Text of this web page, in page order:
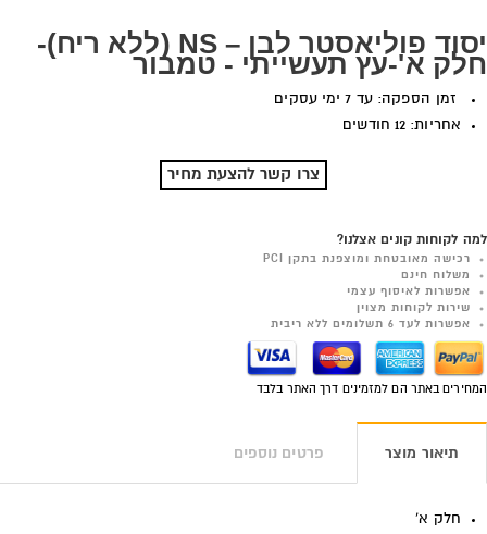
יסוד פוליאסטר לבן – NS (ללא ריח)-
חלק א'-עץ תעשייתי - טמבור
זמן הספקה: עד 7 ימי עסקים
אחריות: 12 חודשים
צרו קשר להצעת מחיר
למה לקוחות קונים אצלנו?
רכישה מאובטחת ומוצפנת בתקן PCI
משלוח חינם
אפשרות לאיסוף עצמי
שירות לקוחות מצוין
אפשרות לעד 6 תשלומים ללא ריבית
המחירים באתר הם למזמינים דרך האתר בלבד
תיאור מוצר פרטים נוספים
חלק א'